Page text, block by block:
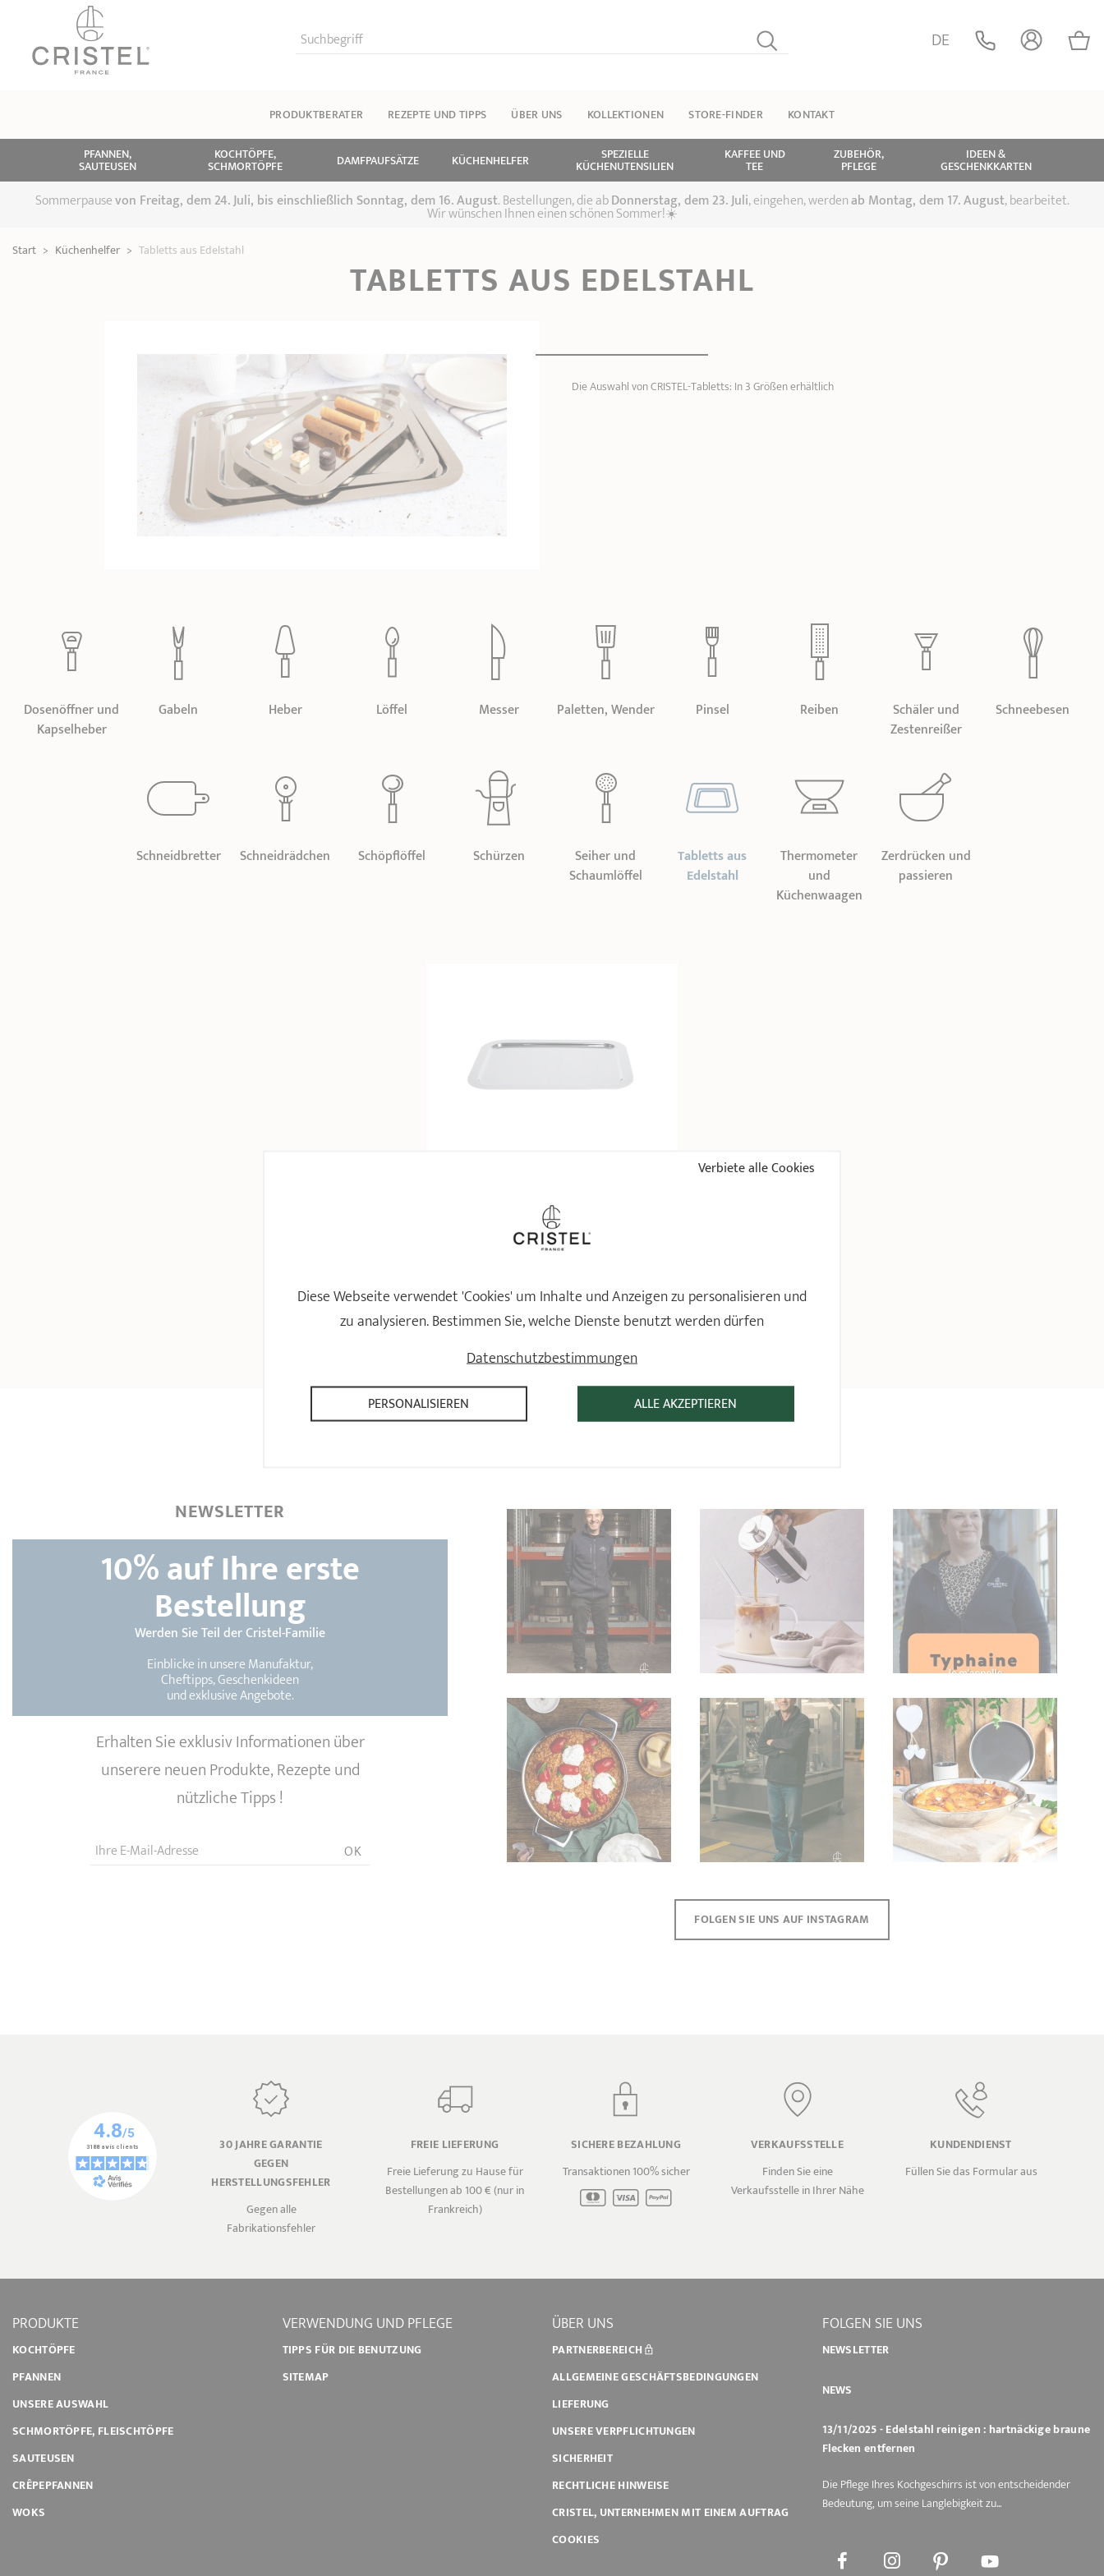
Suchbegriff DE
PRODUKTBERATER REZEPTE UND TIPPS ÜBER UNS KOLLEKTIONEN STORE-FINDER KONTAKT
PFANNEN,
SAUTEUSEN
KOCHTÖPFE,
SCHMORTÖPFE DAMFPAUFSÄTZE KÜCHENHELFER SPEZIELLE
KÜCHENUTENSILIEN
KAFFEE UND
TEE
ZUBEHÖR,
PFLEGE
IDEEN &
GESCHENKKARTEN
Sommerpausevon Freitag, dem 24. Juli, bis einschließlich Sonntag, dem 16. August. Bestellungen, die abDonnerstag, dem 23. Juli, eingehen, werdenab Montag, dem 17. August, bearbeitet.
Wir wünschen Ihnen einen schönen Sommer!☀️
Start > Küchenhelfer > Tabletts aus Edelstahl
TABLETTS AUS EDELSTAHL
Die Auswahl von CRISTEL-Tabletts: In 3 Größen erhältlich
Dosenöffner und
Kapselheber
Gabeln Heber Löffel Messer Paletten, Wender Pinsel Reiben
Schäler und
Zestenreißer
Schneebesen
Schneidbretter Schneidrädchen Schöpflöffel Schürzen
Seiher und
Schaumlöffel
Tabletts aus
Edelstahl
Thermometer
und
Küchenwaagen
Zerdrücken und
passieren
Sortimentsergänzung
4 Bewertungen
34,90 €
IN DEN WARENKORB LEGEN
NEWSLETTER
10%auf Ihre erste
Bestellung
Werden Sie Teil der Cristel-Familie
Einblicke in unsere Manufaktur,
Cheftipps, Geschenkideen
und exklusive Angebote.
Erhalten Sie exklusiv Informationen über
unserere neuen Produkte, Rezepte und
nützliche Tipps !
Ihre E-Mail-Adresse OK
FOLGEN SIE UNS AUF INSTAGRAM
30 JAHRE GARANTIE
GEGEN
HERSTELLUNGSFEHLER
Gegen alle
Fabrikationsfehler
FREIE LIEFERUNG
Freie Lieferung zu Hause für
Bestellungen ab 100 € (nur in
Frankreich)
SICHERE BEZAHLUNG
Transaktionen 100% sicher
VERKAUFSSTELLE
Finden Sie eine
Verkaufsstelle in Ihrer Nähe
KUNDENDIENST
Füllen Sie das Formular aus
PRODUKTE
KOCHTÖPFE
PFANNEN
UNSERE AUSWAHL
SCHMORTÖPFE, FLEISCHTÖPFE
SAUTEUSEN
CRÊPEPFANNEN
WOKS
VERWENDUNG UND PFLEGE
TIPPS FÜR DIE BENUTZUNG
SITEMAP
ÜBER UNS
PARTNERBEREICH
ALLGEMEINE GESCHÄFTSBEDINGUNGEN
LIEFERUNG
UNSERE VERPFLICHTUNGEN
SICHERHEIT
RECHTLICHE HINWEISE
CRISTEL, UNTERNEHMEN MIT EINEM AUFTRAG
COOKIES
FOLGEN SIE UNS
NEWSLETTER
NEWS
13/11/2025 - Edelstahl reinigen : hartnäckige braune
Flecken entfernen
Die Pflege Ihres Kochgeschirrs ist von entscheidender
Bedeutung, um seine Langlebigkeit zu...
Diese Webseite verwendet 'Cookies' um Inhalte und Anzeigen zu personalisieren und
zu analysieren. Bestimmen Sie, welche Dienste benutzt werden dürfen
ALLE AKZEPTIEREN
Verbiete alle Cookies
PERSONALISIEREN
Datenschutzbestimmungen